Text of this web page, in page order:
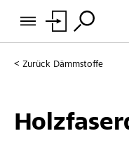
Zurück Dämmstoffe